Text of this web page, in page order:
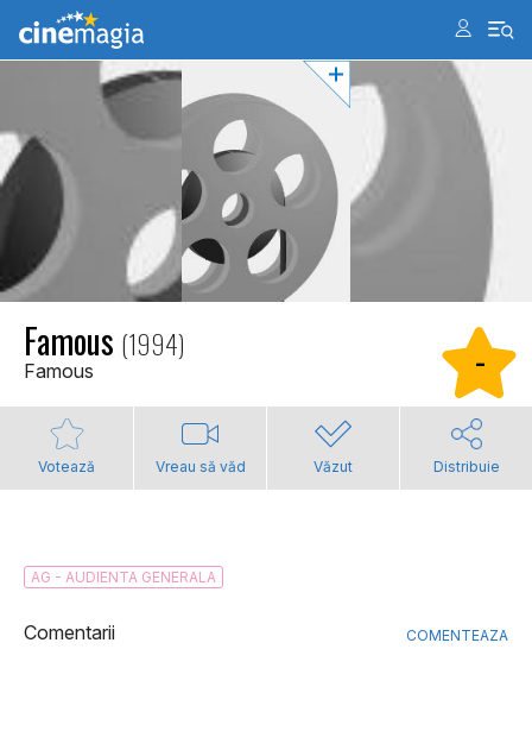
Famous (1994)
Famous -
Votează Vreau să văd Văzut Distribuie
AG - AUDIENTA GENERALA
Comentarii COMENTEAZA